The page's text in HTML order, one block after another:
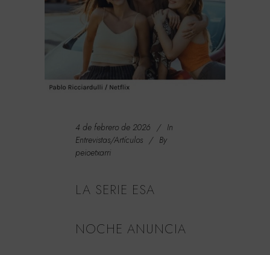
4 de febrero de 2026
In
Entrevistas/Artículos
By
peioetxarri
LA SERIE ESA
NOCHE ANUNCIA